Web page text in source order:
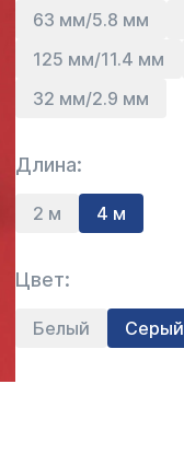
63 мм/5.8 мм
125 мм/11.4 мм
32 мм/2.9 мм
Длина:
2 м 4 м
Цвет:
Белый Серый